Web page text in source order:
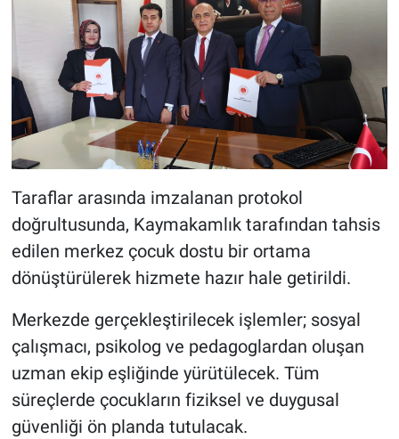
Taraflar arasında imzalanan protokol
doğrultusunda, Kaymakamlık tarafından tahsis
edilen merkez çocuk dostu bir ortama
dönüştürülerek hizmete hazır hale getirildi.
Merkezde gerçekleştirilecek işlemler; sosyal
çalışmacı, psikolog ve pedagoglardan oluşan
uzman ekip eşliğinde yürütülecek. Tüm
süreçlerde çocukların fiziksel ve duygusal
güvenliği ön planda tutulacak.